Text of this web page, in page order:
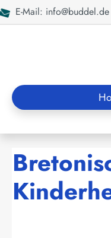
Zur Suche springen
E-Mail: info@buddel.de